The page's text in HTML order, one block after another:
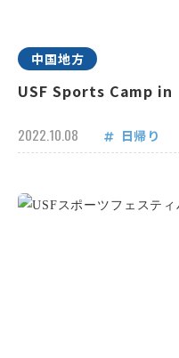
中国地方
USF Sports Camp
2022.10.08 日帰り